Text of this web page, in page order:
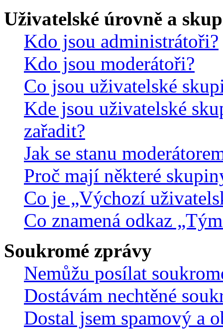
Uživatelské úrovně a
Kdo jsou administrátoři?
Kdo jsou moderátoři?
Co jsou uživatelské
Kde jsou uživatelské
zařadit?
Jak se stanu
Proč mají některé
Co je „Výchozí
Co znamená odkaz
Soukromé zprávy
Nemůžu posílat
Dostávám nechtěné
Dostal jsem spamový a